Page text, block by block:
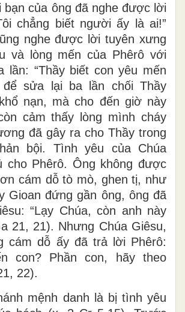
bạn của ông đã nghe được lời
chẳng biết người ấy là ai!”
nghe được lời tuyên xưng
và lòng mến của Phêrô với
lần: “Thầy biết con yêu mến
để sửa lại ba lần chối Thầy
nạn, mà cho đến giờ này
cảm thấy lòng mình cháy
đã gây ra cho Thầy trong
bội. Tình yêu của Chúa
cho Phêrô. Ông không được
cám dỗ tò mò, ghen tị, như
Gioan đứng gần ông, ông đã
“Lạy Chúa, còn anh này
21, 21). Nhưng Chúa Giêsu,
cám dỗ ấy đã trả lời Phêrô:
con? Phần con, hãy theo
22).
mệnh danh là bị tình yêu